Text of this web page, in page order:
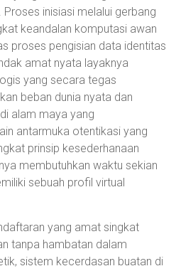
inisiasi melalui gerbang
keandalan komputasi awan
proses pengisian data identitas
amat nyata layaknya
yang secara tegas
beban dunia nyata dan
alam maya yang
antarmuka otentikasi yang
prinsip kesederhanaan
membutuhkan waktu sekian
sebuah profil virtual
yang amat singkat
tanpa hambatan dalam
sistem kecerdasan buatan di